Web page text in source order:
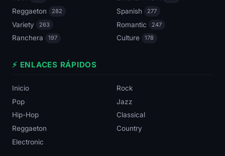
Reggaeton 282 Spanish 277
Variety 263 Romantic 247
Ranchera 197 Culture 178
⚡ ENLACES RÁPIDOS
Inicio
Rock
Pop
Jazz
Hip-Hop
Classical
Reggaeton
Country
Electronic